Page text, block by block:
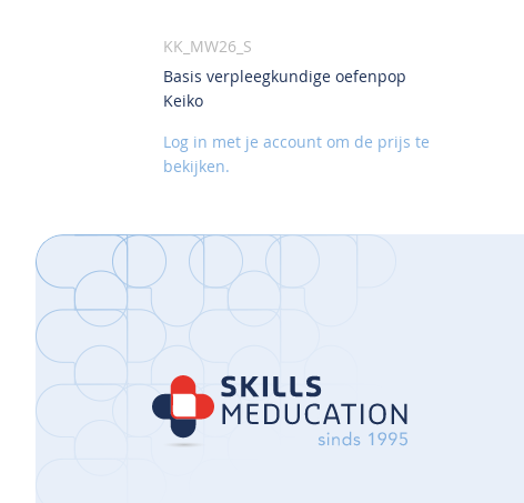
VOEG
TOE
VERLANGLIJST
KK_MW26_S
Basis verpleegkundige oefenpop
Keiko
Log in met je account om de prijs te
bekijken.